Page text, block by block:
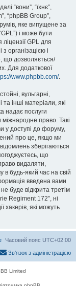
“вони”, “їхнє”,
“phpBB Group”,
яке випущене за
і може бути
GPL для
організацією і
що дозволяється/
Для додаткової
www.phpbb.com/.
вульгарні,
інші матеріали, які
надає послуги
право. Такі
у доступі до форуму,
про це, якщо ми
зберігаються
що
видаляти,
в будь-який час на свій
введена вами
буде відкрита третім
Regiment 172”, ні
хакерів, які можуть
Часовий пояс UTC+02:00
Зв'язок з адміністрацією
Limited